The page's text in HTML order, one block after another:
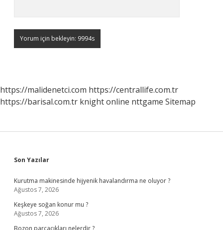
https://malidenetci.com https://centrallife.com.tr
https://barisal.com.tr knight online nttgame Sitemap
Sidebar
Son Yazılar
Kurutma makinesinde hijyenik havalandırma ne oluyor ?
Ağustos 7, 2026
Keşkeye soğan konur mu ?
Ağustos 7, 2026
Bozon parçacıkları nelerdir ?